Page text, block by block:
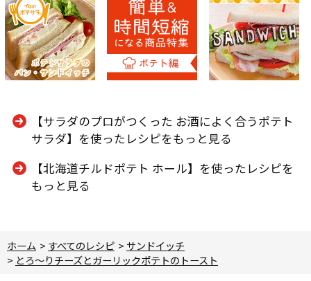
【サラダのプロがつくった お酒によく合うポテト
サラダ】を使ったレシピをもっと見る
【北海道チルドポテト ホール】を使ったレシピを
もっと見る
ホーム > すべてのレシピ > サンドイッチ
> とろ～りチーズとガーリックポテトのトースト